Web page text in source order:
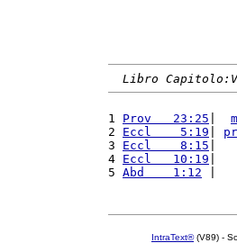
Libro
1 Prov   23:25
2 Eccl    5:19
3 Eccl    8:15
4 Eccl   10:19 |
5 Abd    1:12 |
IntraText®(V89) -